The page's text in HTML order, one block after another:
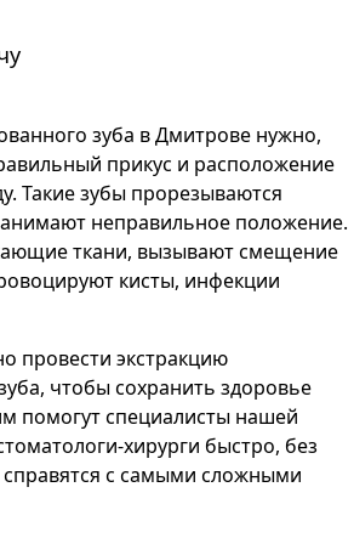
зуба в Дмитрове нужно,
прикус и расположение
Такие зубы прорезываются
неправильное положение.
ткани, вызывают смещение
кисты, инфекции
провести экстракцию
чтобы сохранить здоровье
помогут специалисты нашей
хирурги быстро, без
с самыми сложными